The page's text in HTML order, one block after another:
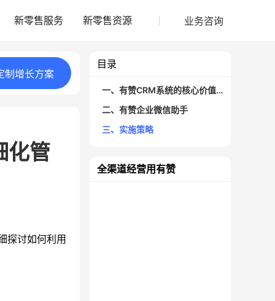
新零售服务 新零售资源 业务咨询
制 增长方案
化管
探讨如何利用
目录
一、有赞CRM系统的核心价值与功能
二、有赞企业微信助手
三、实施策略
全渠道经营用有赞